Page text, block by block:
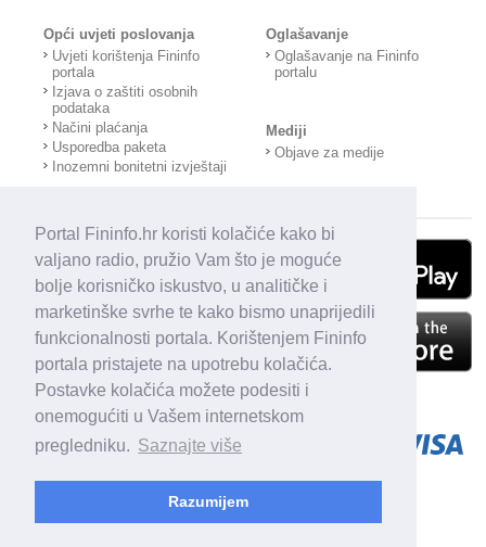
Portal Fininfo.hr koristi kolačiće kako bi
valjano radio, pružio Vam što je moguće
bolje korisničko iskustvo, u analitičke i
marketinške svrhe te kako bismo unaprijedili
funkcionalnosti portala. Korištenjem Fininfo
portala pristajete na upotrebu kolačića.
Postavke kolačića možete podesiti i
onemogućiti u Vašem internetskom
pregledniku. Saznajte više
Razumijem
Opći uvjeti poslovanja
Uvjeti korištenja Fininfo
portala
Izjava o zaštiti osobnih
podataka
Načini plaćanja
Usporedba paketa
Inozemni bonitetni izvještaji
Oglašavanje
Oglašavanje na Fininfo
portalu
Mediji
Objave za medije